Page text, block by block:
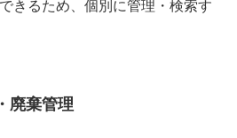
きるため、個別に管理・検索す
廃棄管理